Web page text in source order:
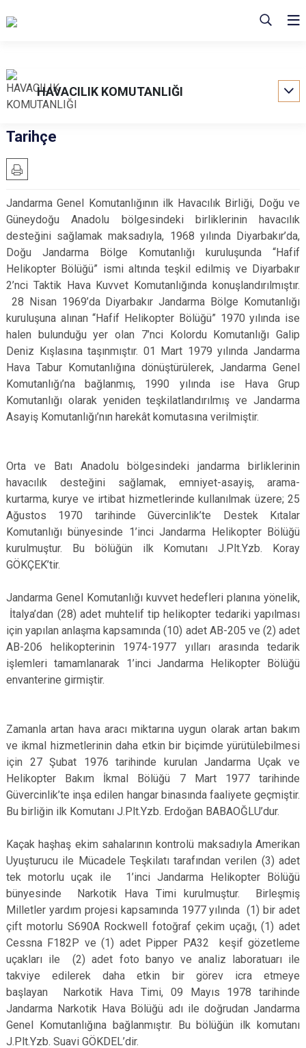
HAVACILIK KOMUTANLIĞI
Tarihçe
Jandarma Genel Komutanlığının ilk Havacılık Birliği, Doğu ve
Güneydoğu Anadolu bölgesindeki birliklerinin havacılık
desteğini sağlamak maksadıyla, 1968 yılında Diyarbakır’da,
Doğu Jandarma Bölge Komutanlığı kuruluşunda “Hafif
Helikopter Bölüğü” ismi altında teşkil edilmiş ve Diyarbakır
2’nci Taktik Hava Kuvvet Komutanlığında konuşlandırılmıştır.
28 Nisan 1969’da Diyarbakır Jandarma Bölge Komutanlığı
kuruluşuna alınan “Hafif Helikopter Bölüğü” 1970 yılında ise
halen bulunduğu yer olan 7’nci Kolordu Komutanlığı Galip
Deniz Kışlasına taşınmıştır. 01 Mart 1979 yılında Jandarma
Hava Tabur Komutanlığına dönüştürülerek, Jandarma Genel
Komutanlığı’na bağlanmış, 1990 yılında ise Hava Grup
Komutanlığı olarak yeniden teşkilatlandırılmış ve Jandarma
Asayiş Komutanlığı’nın harekât komutasına verilmiştir.
Orta ve Batı Anadolu bölgesindeki jandarma birliklerinin
havacılık desteğini sağlamak, emniyet-asayiş, arama-
kurtarma, kurye ve irtibat hizmetlerinde kullanılmak üzere; 25
Ağustos 1970 tarihinde Güvercinlik’te Destek Kıtalar
Komutanlığı bünyesinde 1’inci Jandarma Helikopter Bölüğü
kurulmuştur. Bu bölüğün ilk Komutanı J.Plt.Yzb. Koray
GÖKÇEK’tir.
Jandarma Genel Komutanlığı kuvvet hedefleri planına yönelik,
İtalya’dan (28) adet muhtelif tip helikopter tedariki yapılması
için yapılan anlaşma kapsamında (10) adet AB-205 ve (2) adet
AB-206 helikopterinin 1974-1977 yılları arasında tedarik
işlemleri tamamlanarak 1’inci Jandarma Helikopter Bölüğü
envanterine girmiştir.
Zamanla artan hava aracı miktarına uygun olarak artan bakım
ve ikmal hizmetlerinin daha etkin bir biçimde yürütülebilmesi
için 27 Şubat 1976 tarihinde kurulan Jandarma Uçak ve
Helikopter Bakım İkmal Bölüğü 7 Mart 1977 tarihinde
Güvercinlik’te inşa edilen hangar binasında faaliyete geçmiştir.
Bu birliğin ilk Komutanı J.Plt.Yzb. Erdoğan BABAOĞLU’dur.
Kaçak haşhaş ekim sahalarının kontrolü maksadıyla Amerikan
Uyuşturucu ile Mücadele Teşkilatı tarafından verilen (3) adet
tek motorlu uçak ile 1’inci Jandarma Helikopter Bölüğü
bünyesinde Narkotik Hava Timi kurulmuştur. Birleşmiş
Milletler yardım projesi kapsamında 1977 yılında (1) bir adet
çift motorlu S690A Rockwell fotoğraf çekim uçağı, (1) adet
Cessna F182P ve (1) adet Pipper PA32 keşif gözetleme
uçakları ile (2) adet foto banyo ve analiz laboratuarı ile
takviye edilerek daha etkin bir görev icra etmeye
başlayan Narkotik Hava Timi, 09 Mayıs 1978 tarihinde
Jandarma Narkotik Hava Bölüğü adı ile doğrudan Jandarma
Genel Komutanlığına bağlanmıştır. Bu bölüğün ilk komutanı
J.Plt.Yzb. Suavi GÖKDEL’dir.